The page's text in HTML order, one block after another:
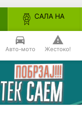
САЛА НА
СЛАВАТА
Авто-мото Жестоко!